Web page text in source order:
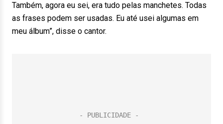
Também, agora eu sei, era tudo pelas manchetes. Todas
as frases podem ser usadas. Eu até usei algumas em
meu álbum”, disse o cantor.